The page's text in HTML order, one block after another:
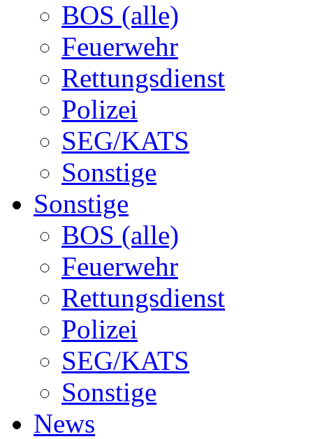
BOS (alle)
Feuerwehr
Rettungsdienst
Polizei
SEG/KATS
Sonstige
Sonstige
BOS (alle)
Feuerwehr
Rettungsdienst
Polizei
SEG/KATS
Sonstige
News